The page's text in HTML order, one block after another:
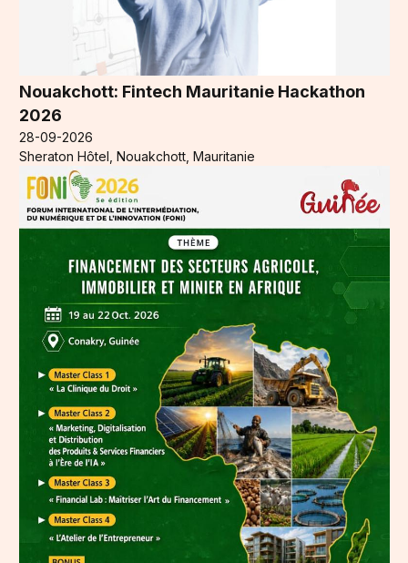
Nouakchott: Fintech Mauritanie Hackathon
2026
28-09-2026
Sheraton Hôtel, Nouakchott, Mauritanie